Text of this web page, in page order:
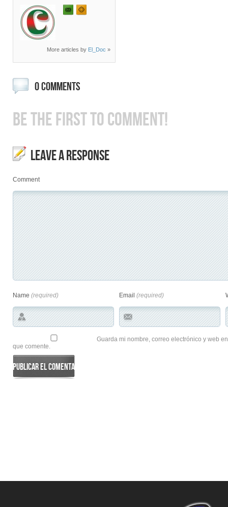
More articles by El_Doc »
0 COMMENTS
BE THE FIRST TO COMMENT!
LEAVE A RESPONSE
Comment
Name (required) Email (required)
Guarda mi nombre, correo electrónico y web
que comente.